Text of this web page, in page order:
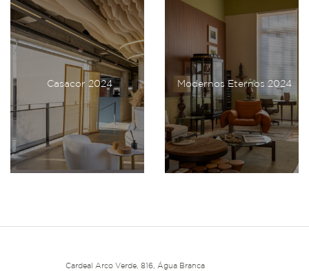
Casacor 2024 Modernos Eternos 2024
Cardeal Arco Verde, 816, Água Branca